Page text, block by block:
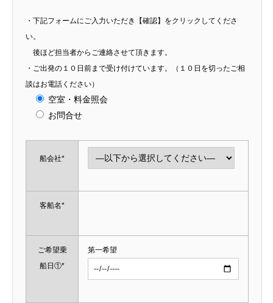
・下記フォームにご入力いただき【確認】をクリックしてくださ
い。
後ほど担当者からご連絡させて頂きます。
・ご出発の１０日前まで受け付けています。（１０日を切ったご相
談はお電話ください）
空室・料金照会
お問合せ
船会社*
客船名*
ご希望乗
船日①*
第一希望